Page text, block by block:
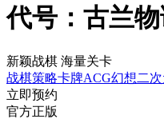
代号：古兰
新颖战棋 海量关卡
战棋策略卡牌ACG幻想二
立即预约
官方正版